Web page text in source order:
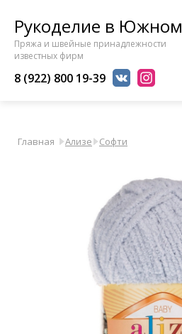
Рукоделие в Южном
Пряжа и швейные принадлежности
известных фирм
8 (922) 800 19-39
Главная Ализе Софти